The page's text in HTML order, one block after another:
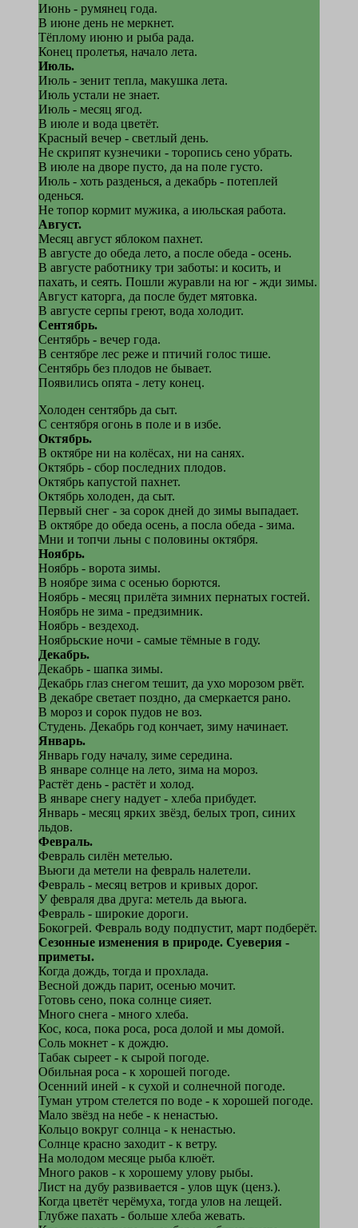
Июнь - румянец года.
В июне день не меркнет.
Тёплому июню и рыба рада.
Конец пролетья, начало лета.
Июль.
Июль - зенит тепла, макушка лета.
Июль устали не знает.
Июль - месяц ягод.
В июле и вода цветёт.
Красный вечер - светлый день.
Не скрипят кузнечики - торопись сено убрать.
В июле на дворе пусто, да на поле густо.
Июль - хоть разденься, а декабрь - потеплей
оденься.
Не топор кормит мужика, а июльская работа.
Август.
Месяц август яблоком пахнет.
В августе до обеда лето, а после обеда - осень.
В августе работнику три заботы: и косить, и
пахать, и сеять. Пошли журавли на юг - жди зимы.
Август каторга, да после будет мятовка.
В августе серпы греют, вода холодит.
Сентябрь.
Сентябрь - вечер года.
В сентябре лес реже и птичий голос тише.
Сентябрь без плодов не бывает.
Появились опята - лету конец.
Холоден сентябрь да сыт.
С сентября огонь в поле и в избе.
Октябрь.
В октябре ни на колёсах, ни на санях.
Октябрь - сбор последних плодов.
Октябрь капустой пахнет.
Октябрь холоден, да сыт.
Первый снег - за сорок дней до зимы выпадает.
В октябре до обеда осень, а посла обеда - зима.
Мни и топчи льны с половины октября.
Ноябрь.
Ноябрь - ворота зимы.
В ноябре зима с осенью борются.
Ноябрь - месяц прилёта зимних пернатых гостей.
Ноябрь не зима - предзимник.
Ноябрь - вездеход.
Ноябрьские ночи - самые тёмные в году.
Декабрь.
Декабрь - шапка зимы.
Декабрь глаз снегом тешит, да ухо морозом рвёт.
В декабре светает поздно, да смеркается рано.
В мороз и сорок пудов не воз.
Студень. Декабрь год кончает, зиму начинает.
Январь.
Январь году началу, зиме середина.
В январе солнце на лето, зима на мороз.
Растёт день - растёт и холод.
В январе снегу надует - хлеба прибудет.
Январь - месяц ярких звёзд, белых троп, синих
льдов.
Февраль.
Февраль силён метелью.
Вьюги да метели на февраль налетели.
Февраль - месяц ветров и кривых дорог.
У февраля два друга: метель да вьюга.
Февраль - широкие дороги.
Бокогрей. Февраль воду подпустит, март подберёт.
Сезонные изменения в природе. Суеверия -
приметы.
Когда дождь, тогда и прохлада.
Весной дождь парит, осенью мочит.
Готовь сено, пока солнце сияет.
Много снега - много хлеба.
Кос, коса, пока роса, роса долой и мы домой.
Соль мокнет - к дождю.
Табак сыреет - к сырой погоде.
Обильная роса - к хорошей погоде.
Осенний иней - к сухой и солнечной погоде.
Туман утром стелется по воде - к хорошей погоде.
Мало звёзд на небе - к ненастью.
Кольцо вокруг солнца - к ненастью.
Солнце красно заходит - к ветру.
На молодом месяце рыба клюёт.
Много раков - к хорошему улову рыбы.
Лист на дубу развивается - улов щук (ценз.).
Когда цветёт черёмуха, тогда улов на лещей.
Глубже пахать - больше хлеба жевать.